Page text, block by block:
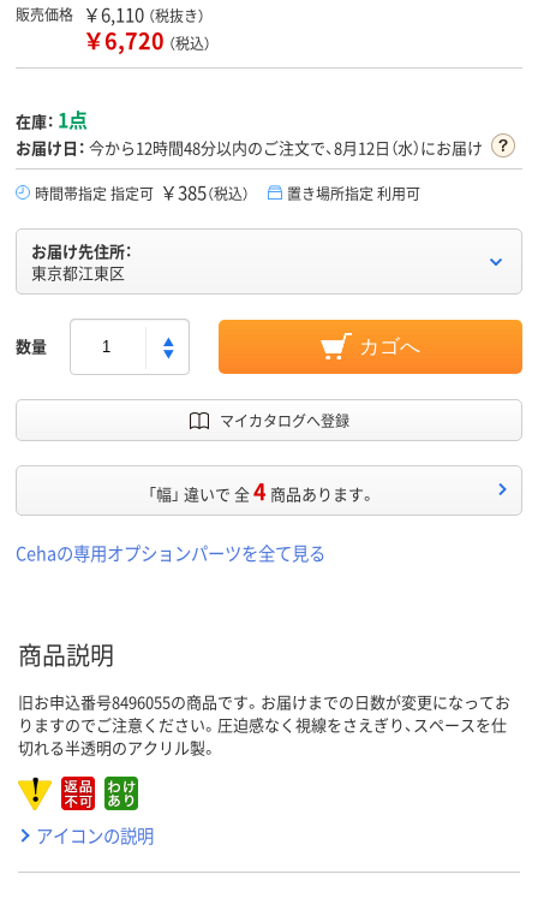
販売価格 ￥6,110 （税抜き）
￥6,720 （税込）
在庫： 1点
お届け日： 今から12時間48分以内のご注文で、8月12日（水）にお届け
時間帯指定 指定可 ￥385（税込） 置き場所指定 利用可
お届け先住所：
東京都江東区
数量 カゴへ
マイカタログへ登録
「幅」 違いで 全4 商品あります。
Cehaの専用オプションパーツを全て見る
商品説明
旧お申込番号8496055の商品です。お届けまでの日数が変更になってお
りますのでご注意ください。圧迫感なく視線をさえぎり、スペースを仕
切れる半透明のアクリル製。
アイコンの説明